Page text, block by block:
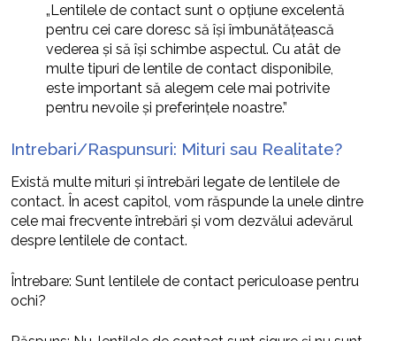
„Lentilele de contact sunt o opțiune excelentă
pentru cei care doresc să își îmbunătățească
vederea și să își schimbe aspectul. Cu atât de
multe tipuri de lentile de contact disponibile,
este important să alegem cele mai potrivite
pentru nevoile și preferințele noastre.”
Intrebari/Raspunsuri: Mituri sau Realitate?
Există multe mituri și întrebări legate de lentilele de
contact. În acest capitol, vom răspunde la unele dintre
cele mai frecvente întrebări și vom dezvălui adevărul
despre lentilele de contact.
Întrebare: Sunt lentilele de contact periculoase pentru
ochi?